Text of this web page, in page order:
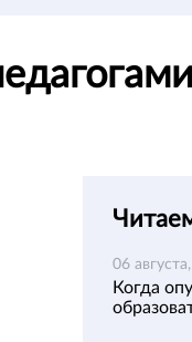
06
Когда